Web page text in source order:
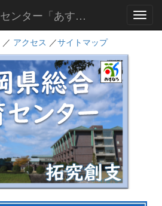
静岡県総合教育センター「あすなろ」
／ アクセス ／サイトマップ